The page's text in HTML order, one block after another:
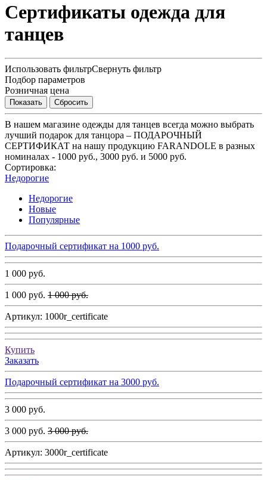
Сертификаты одежда для
танцев
Использовать фильтрСвернуть фильтр
Подбор параметров
Розничная цена
В нашем магазине одежды для танцев всегда можно выбрать
лучший подарок для танцора – ПОДАРОЧНЫЙ
СЕРТИФИКАТ на нашу продукцию FARANDOLE в разных
номиналах - 1000 руб., 3000 руб. и 5000 руб.
Сортировка:
Недорогие
Недорогие
Новые
Популярные
Подарочный сертификат на 1000 руб.
1 000 руб.
1 000 руб. 1 000 руб.
Артикул: 1000r_certificate
Купить
Заказать
Подарочный сертификат на 3000 руб.
3 000 руб.
3 000 руб. 3 000 руб.
Артикул: 3000r_certificate